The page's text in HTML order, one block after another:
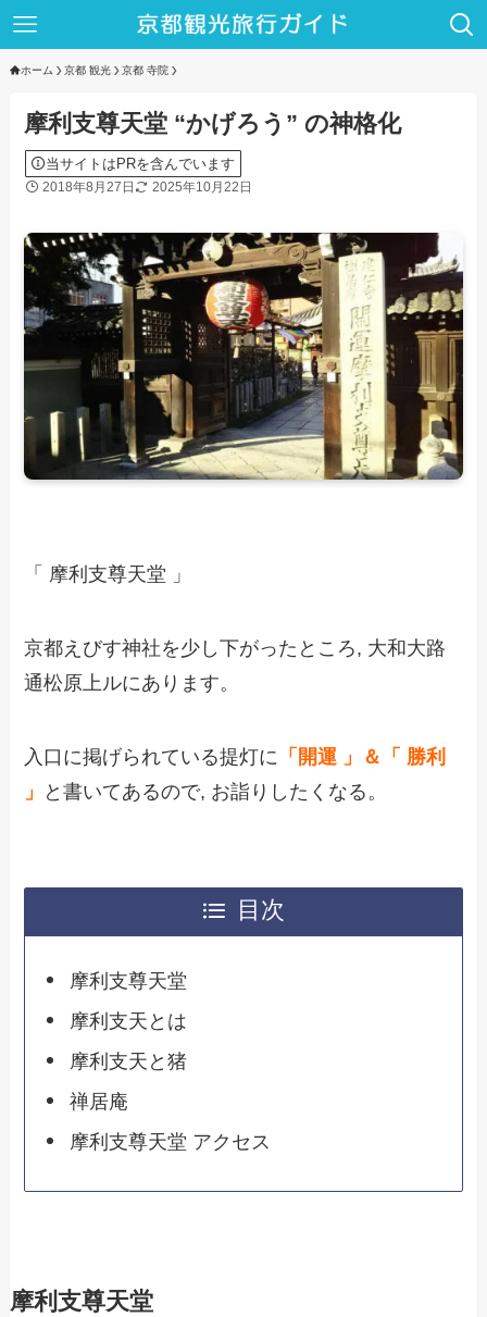
ホーム 京都 観光 京都 寺院
摩利支尊天堂 “かげろう” の神格化
当サイトはPRを含んでいます
2018年8月27日 2025年10月22日
「 摩利支尊天堂 」
京都えびす神社を少し下がったところ, 大和大路
通松原上ルにあります。
入口に掲げられている提灯に 「開運 」＆「 勝利
」
と書いてあるので, お詣りしたくなる。
目次
摩利支尊天堂
摩利支天とは
摩利支天と猪
禅居庵
摩利支尊天堂 アクセス
摩利支尊天堂